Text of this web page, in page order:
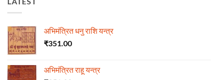
अभिमंत्रित धनु राशि यन्त्र
₹351.00
अभिमंत्रित राहू यन्त्र